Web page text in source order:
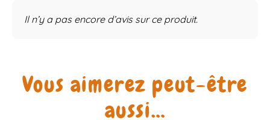
Il n’y a pas encore d’avis sur ce produit.
Vous aimerez peut-être
aussi…